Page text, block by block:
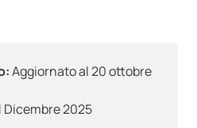
Aggiornato al 20 ottobre
Dicembre 2025